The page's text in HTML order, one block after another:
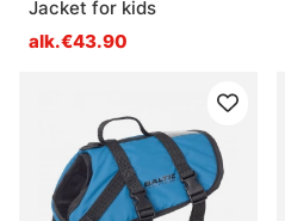
Jacket for kids
alk.€43.90